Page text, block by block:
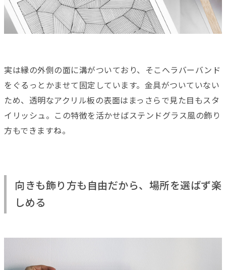
実は縁の外側の面に溝がついており、そこへラバーバンド
をぐるっとかませて固定しています。金具がついていない
ため、透明なアクリル板の表面はまっさらで見た目もスタ
イリッシュ。この特徴を活かせばステンドグラス風の飾り
方もできますね。
向きも飾り方も自由だから、場所を選ばず楽
しめる